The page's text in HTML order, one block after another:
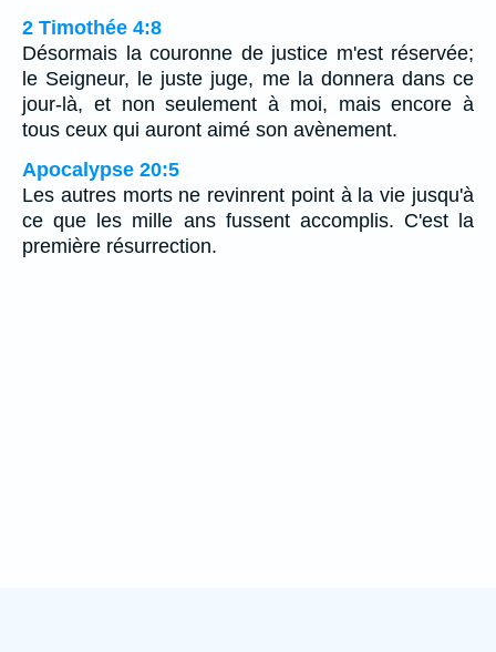
2 Timothée 4:8
Désormais la couronne de justice m'est réservée;
le Seigneur, le juste juge, me la donnera dans ce
jour-là, et non seulement à moi, mais encore à
tous ceux qui auront aimé son avènement.
Apocalypse 20:5
Les autres morts ne revinrent point à la vie jusqu'à
ce que les mille ans fussent accomplis. C'est la
première résurrection.